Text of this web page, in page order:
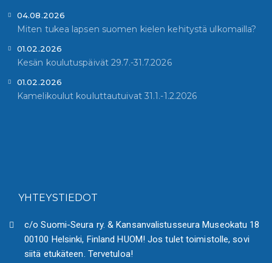
04.08.2026
Miten tukea lapsen suomen kielen kehitystä ulkomailla?
01.02.2026
Kesän koulutuspäivät 29.7.-31.7.2026
01.02.2026
Kamelikoulut kouluttautuivat 31.1.-1.2.2026
YHTEYSTIEDOT
c/o Suomi-Seura ry. & Kansanvalistusseura Museokatu 18
00100 Helsinki, Finland HUOM! Jos tulet toimistolle, sovi
siitä etukäteen. Tervetuloa!